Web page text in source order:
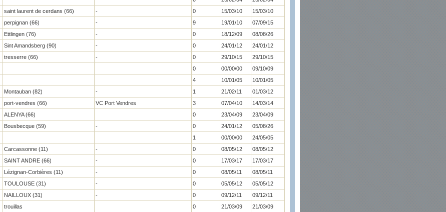
saint laurent de cerdans (66) - 0 15/03/10
15/03/10
perpignan (66) - 9 19/01/10
07/09/15
Ettlingen (76) - 0 18/12/09
08/08/26
Sint Amandsberg (90) - 0 24/01/12
24/01/12
tresserre (66) - 0 29/10/15
29/10/15
0 00/00/00
09/10/09
4 10/01/05
10/01/05
Montauban (82) - 1 21/02/11
01/03/12
port-vendres (66) VC Port Vendres 3 07/04/10
14/03/14
ALENYA (66) 0 23/04/09
23/04/09
Bousbecque (59) - 0 24/01/12
05/08/26
1 00/00/00
24/05/05
Carcassonne (11) - 0 08/05/12
08/05/12
SAINT ANDRE (66) - 0 17/03/17
17/03/17
Lézignan-Corbières (11) - 0 08/05/11
08/05/11
TOULOUSE (31) - 0 05/05/12
05/05/12
NAILLOUX (31) - 0 09/12/11
09/12/11
trouillas 0 21/03/09
21/03/09